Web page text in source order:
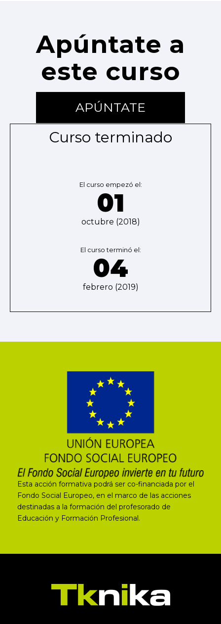
Apúntate a
este curso
APÚNTATE
Curso terminado
El curso empezó el:
01
octubre (2018)
El curso terminó el:
04
febrero (2019)
Esta acción formativa podrá ser co-financiada por el
Fondo Social Europeo, en el marco de las acciones
destinadas a la formación del profesorado de
Educación y Formación Profesional.